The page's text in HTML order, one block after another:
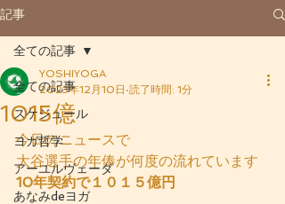
記事
全ての記事
スケジュール
ヨガ哲学
アーユルヴェーダ
あなみdeヨガ
全ての記事
1015億
YOSHIYOGA
2023年12月10日 読了時間: 1分
今日のニュースで
大谷選手の年俸が何度の流れています
10年契約で１０１５億円